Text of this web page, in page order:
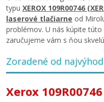
typu XEROX 109R00746
laserové tlačiarne od
problémov. U nás kúpite túto
zaručujeme vám s ňou
Zoradené od
Xerox 109R00746